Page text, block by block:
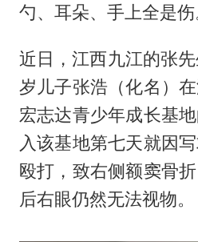
勺、耳朵、手上全是伤
近日，江西九江的张
岁儿子张浩（化名）
宏志达青少年成长基
入该基地第七天就因
殴打，致右侧额窦骨
后右眼仍然无法视物。